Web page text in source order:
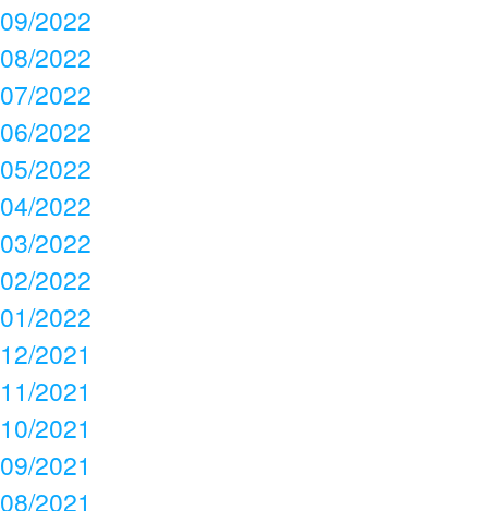
09/2022
08/2022
07/2022
06/2022
05/2022
04/2022
03/2022
02/2022
01/2022
12/2021
11/2021
10/2021
09/2021
08/2021